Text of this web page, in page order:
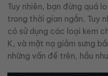
Tuy nhiên, bạn đừng quá
trong thời gian ngắn. Tuy
có sử dụng các loại kem
K, và mặt nạ giảm sưng
những vấn đề trên, hầu